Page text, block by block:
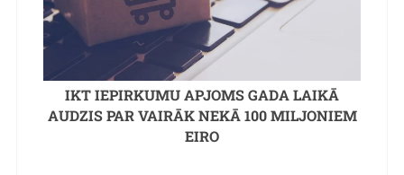
IKT IEPIRKUMU APJOMS GADA LAIKĀ
AUDZIS PAR VAIRĀK NEKĀ 100 MILJONIEM
EIRO